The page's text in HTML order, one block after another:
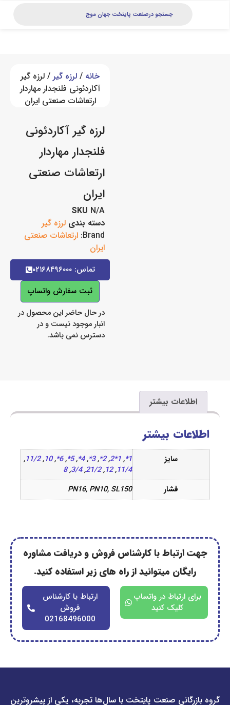
لرزه گیر/ لرزه گیر
آکاردئونی فلنجدار مهاردار
ارتعاشات صنعتی ایران
لرزه گیر آکاردئونی
فلنجدار مهاردار
ارتعاشات صنعتی
لرزه گیر
ارتعاشات صنعتی
ثبت سفارش واتساپ
در حال حاضر این محصول در
انبار موجود نیست و در
دسترس نمی باشد.
بیشتر
بیشتر
1*
,
,
4*
,
5*
,
6*
,
10
,
11/2
,
21/2
,
3/4
,
8
PN16, PN10, SL150
با کارشناس فروش و دریافت مشاوره
میتوانید از راه های زیر استفاده کنید.
ارتباط با کارشناس
02168496000
در واتساپ
کلیک کنید
صنعت پایتخت با سال‌ها تجربه، یکی از پیشروترین
دسترسی
دسترسی